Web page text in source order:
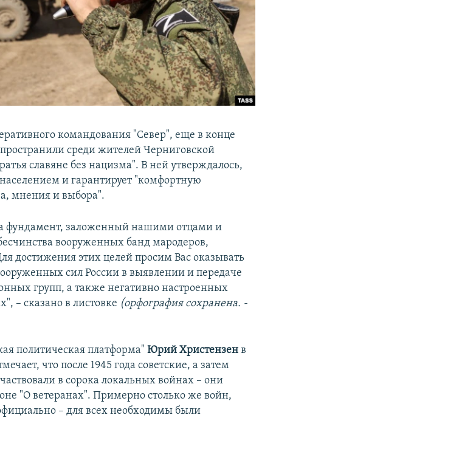
командования "Север", еще в конце
среди жителей Черниговской
славяне без нацизма". В ней утверждалось,
и гарантирует "комфортную
мнения и выбора".
фундамент, заложенный нашими отцами и
вооруженных банд мародеров,
достижения этих целей просим Вас оказывать
сил России в выявлении и передаче
групп, а также негативно настроенных
– сказано в листовке (орфография сохранена. -
политическая платформа"Юрий Христензенв
что после 1945 года советские, а затем
в сорока локальных войнах – они
"О ветеранах". Примерно столько же войн,
– для всех необходимы были